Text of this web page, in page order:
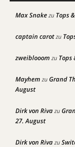
Max Snakezu Tops
captain carotzu
zweiblooom zu Tops
Mayhem zuGrand
August
Dirk von Rivazu
27. August
Dirk von Rivazu